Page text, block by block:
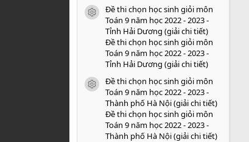
o
icon tài liệu
Đề thi chọn học sinh giỏi môn
Toán 9 năm học 2022 - 2023 -
Tỉnh Hải Dương (giải chi tiết)
Đề thi chọn học sinh giỏi môn
Toán 9 năm học 2022 - 2023 -
Tỉnh Hải Dương (giải chi tiết)
icon tài liệu
Đề thi chọn học sinh giỏi môn
Toán 9 năm học 2022 - 2023 -
Thành phố Hà Nội (giải chi tiết)
Đề thi chọn học sinh giỏi môn
Toán 9 năm học 2022 - 2023 -
Thành phố Hà Nội (giải chi tiết)